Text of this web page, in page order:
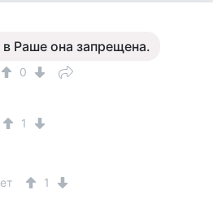
Раше она запрещена.
0
1
1